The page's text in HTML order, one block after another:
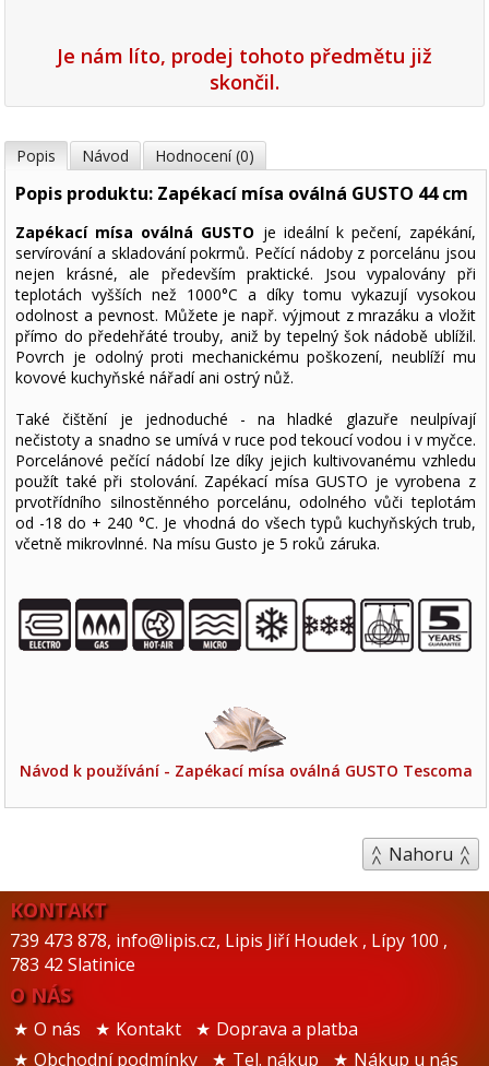
Je nám líto, prodej tohoto předmětu již
skončil.
Popis Návod Hodnocení (0)
Popis produktu: Zapékací mísa oválná GUSTO 44 cm
Zapékací mísa oválná GUSTO je ideální k pečení, zapékání,
servírování a skladování pokrmů. Pečící nádoby z porcelánu jsou
nejen krásné, ale především praktické. Jsou vypalovány při
teplotách vyšších než 1000°C a díky tomu vykazují vysokou
odolnost a pevnost. Můžete je např. výjmout z mrazáku a vložit
přímo do předehřáté trouby, aniž by tepelný šok nádobě ublížil.
Povrch je odolný proti mechanickému poškození, neublíží mu
kovové kuchyňské nářadí ani ostrý nůž.
Také čištění je jednoduché - na hladké glazuře neulpívají
nečistoty a snadno se umívá v ruce pod tekoucí vodou i v myčce.
Porcelánové pečící nádobí lze díky jejich kultivovanému vzhledu
použít také při stolování. Zapékací mísa GUSTO je vyrobena z
prvotřídního silnostěnného porcelánu, odolného vůči teplotám
od -18 do + 240 °C. Je vhodná do všech typů kuchyňských trub,
včetně mikrovlnné. Na mísu Gusto je 5 roků záruka.
Návod k používání - Zapékací mísa oválná GUSTO Tescoma
Nahoru
KONTAKT
739 473 878, info@lipis.cz, Lipis Jiří Houdek , Lípy 100 ,
783 42 Slatinice
O NÁS
O nás Kontakt
Doprava a platba
Obchodní podmínky
Tel. nákup Nákup u nás